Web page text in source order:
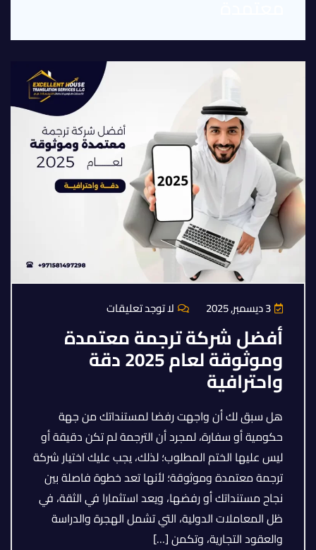
لا توجد تعليقات
أفضل شركة ترجمة معتمدة
وموثوقة لعام 2025 دقة
واحترافية
هل سبق لك أن واجهت رفضا لمستنداتك من جهة
حكومية أو سفارة، لمجرد أن الترجمة لم تكن دقيقة أو
ليس عليها الختم المطلوب؛ لذلك، يجب عليك اختيار شركة
ترجمة معتمدة وموثوقة؛ لأنها تعد خطوة فاصلة بين
نجاح مستنداتك أو رفضها، ويعد استثمارا في الثقة، في
ظل المعاملات الدولية، التي تشمل الهجرة والدراسة
والعقود التجارية، وتكمن […]